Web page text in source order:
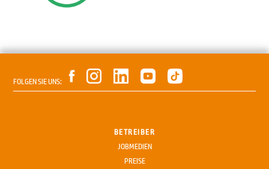
FOLGEN SIE UNS:
BETREIBER
JOBMEDIEN
PREISE